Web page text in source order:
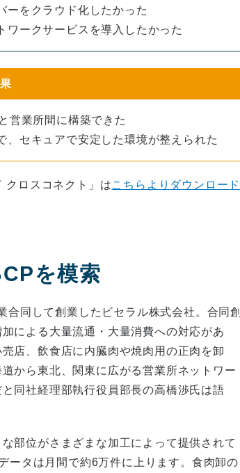
ーをクラウド化したかった
ワークサービスを導入したかった
営業所間に構築できた
、セキュアで安定した環境が整えられた
クロスコネクト」はこちらよりダウンロード
を模索
同して創業したビセラル株式会社。合同創
による大量流通・大量消費への対応があ
店、飲食店に内臓肉や焼肉用の正肉を卸
から東北、関東に広がる営業所ネットワー
同社経理部執行役員部長の高橋渉氏は語
部位がさまざまな加工によって提供されて
ータは月間で約6万件に上ります。食肉卸の